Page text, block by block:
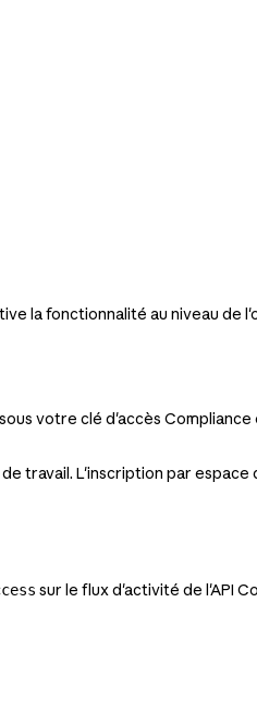
la fonctionnalité au niveau de
votre clé d'accès
travail. L'inscription par
sur le flux d'activité de l'API